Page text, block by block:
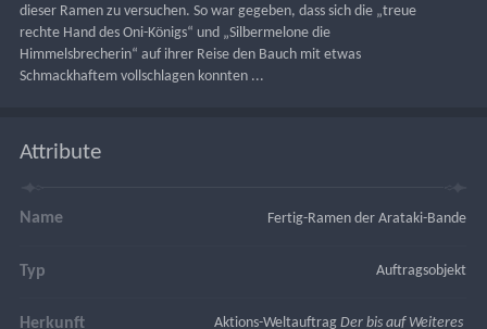
dieser Ramen zu versuchen. So war gegeben, dass sich die „treue
rechte Hand des Oni-Königs“ und „Silbermelone die
Himmelsbrecherin“ auf ihrer Reise den Bauch mit etwas
Schmackhaftem vollschlagen konnten ...
Attribute
Name Fertig-Ramen der Arataki-Bande
Typ Auftragsobjekt
Herkunft Aktions-Weltauftrag Der bis auf Weiteres